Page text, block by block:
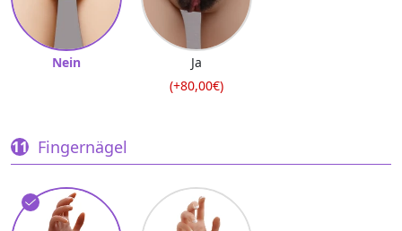
Nein
Ja
(+80,00€)
Fingernägel